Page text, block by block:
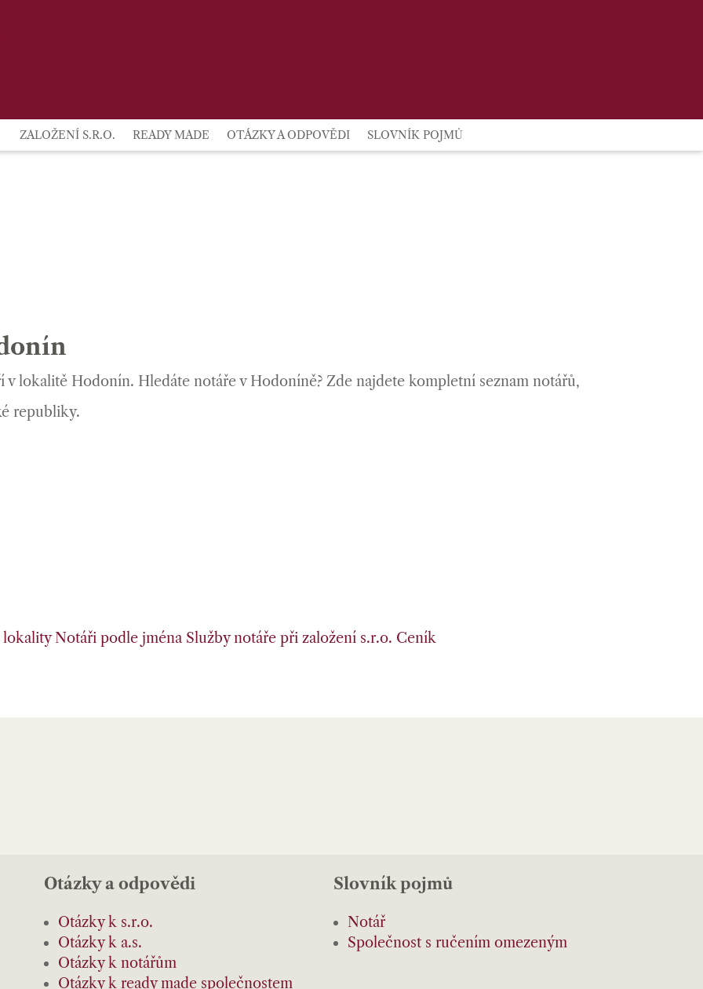
ZALOŽENÍ S.R.O. READY MADE OTÁZKY A ODPOVĚDI SLOVNÍK POJMŮ
v lokalitě Hodonín. Hledáte notáře v Hodoníně? Zde najdete kompletní seznam notářů,
republiky.
Notáři podle jména Služby notáře při založení s.r.o. Ceník
Otázky a odpovědi
Otázky k s.r.o.
Otázky k a.s.
Otázky k notářům
Otázky k ready made společnostem
Slovník pojmů
Notář
Společnost s ručením omezeným